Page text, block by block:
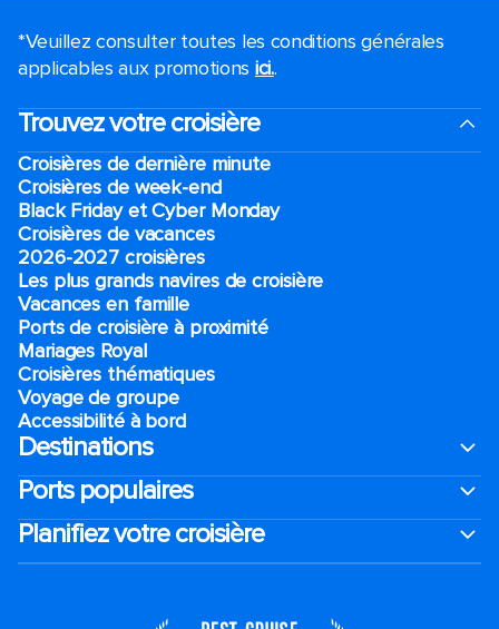
*Veuillez consulter toutes les conditions générales
applicables aux promotions ici..
Trouvez votre croisière
Croisières de dernière minute
Croisières de week-end
Black Friday et Cyber Monday
Croisières de vacances
2026-2027 croisières
Les plus grands navires de croisière
Vacances en famille
Ports de croisière à proximité
Mariages Royal
Croisières thématiques
Voyage de groupe​
Accessibilité à bord​
Destinations
Ports populaires
Planifiez votre croisière